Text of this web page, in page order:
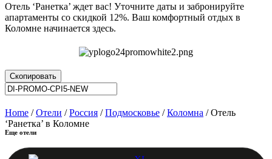
Отель ‘Ранетка’ ждет вас! Уточните даты и забронируйте
апартаменты со скидкой 12%. Ваш комфортный отдых в
Коломне начинается здесь.
Скопировать
Home /Отели /Россия /Подмосковье /Коломна / Отель
‘Ранетка’ в Коломне
Еще отели